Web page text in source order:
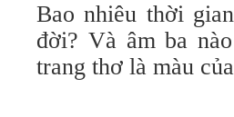
Bao nhiêu thời
đời? Và âm ba
trang thơ là màu